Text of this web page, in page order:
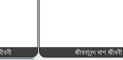
জীবনানন্দ দাশ জীবনী